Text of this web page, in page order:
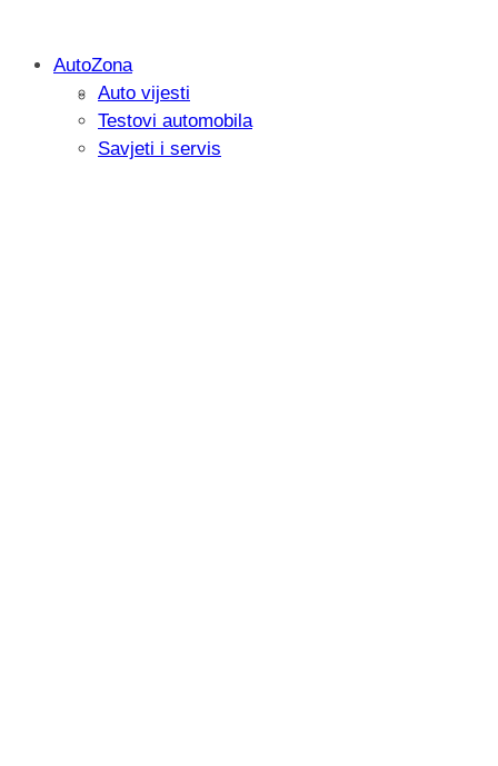
Savjetujemo: Što učiniti kada vaš
AutoZona
Auto vijesti
Testovi automobila
Savjeti i servis